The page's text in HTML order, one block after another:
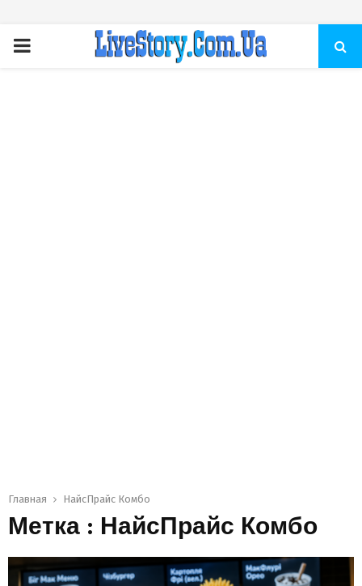
ПЕРВИЧНОЕ
Главная НайсПрайс Комбо
Метка : НайсПрайс Комбо